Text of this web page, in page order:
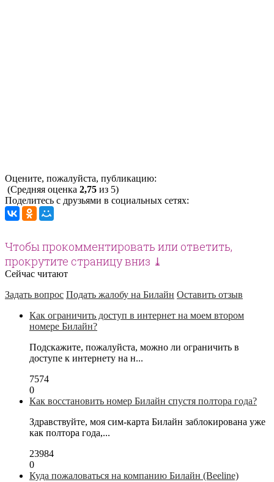
Оцените, пожалуйста, публикацию:
(Средняя оценка 2,75 из 5)
Поделитесь с друзьями в социальных сетях:
Чтобы прокомментировать или ответить,
прокрутите страницу вниз ⤓
Сейчас читают
Задать вопрос Подать жалобу на Билайн Оставить отзыв
Как ограничить доступ в интернет на моем втором
номере Билайн?
Подскажите, пожалуйста, можно ли ограничить в
доступе к интернету на н...
7574
0
Как восстановить номер Билайн спустя полтора года?
Здравствуйте, моя сим-карта Билайн заблокирована уже
как полтора года,...
23984
0
Куда пожаловаться на компанию Билайн (Beeline)